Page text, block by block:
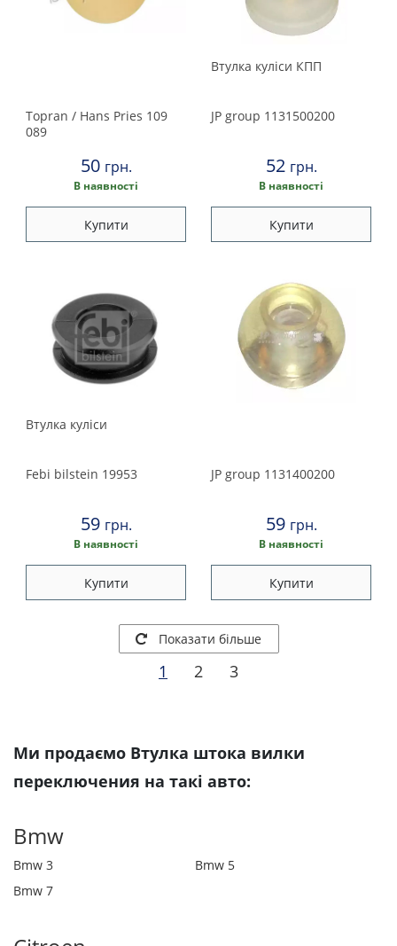
Topran / Hans Pries 109
089
50 грн.
В наявності
Купити
Втулка куліси КПП
JP group 1131500200
52 грн.
В наявності
Купити
Втулка куліси
Febi bilstein 19953
59 грн.
В наявності
Купити
JP group 1131400200
59 грн.
В наявності
Купити
Показати більше
1 2 3
Ми продаємо Втулка штока вилки
переключения на такі авто:
Bmw
Bmw 3
Bmw 5
Bmw 7